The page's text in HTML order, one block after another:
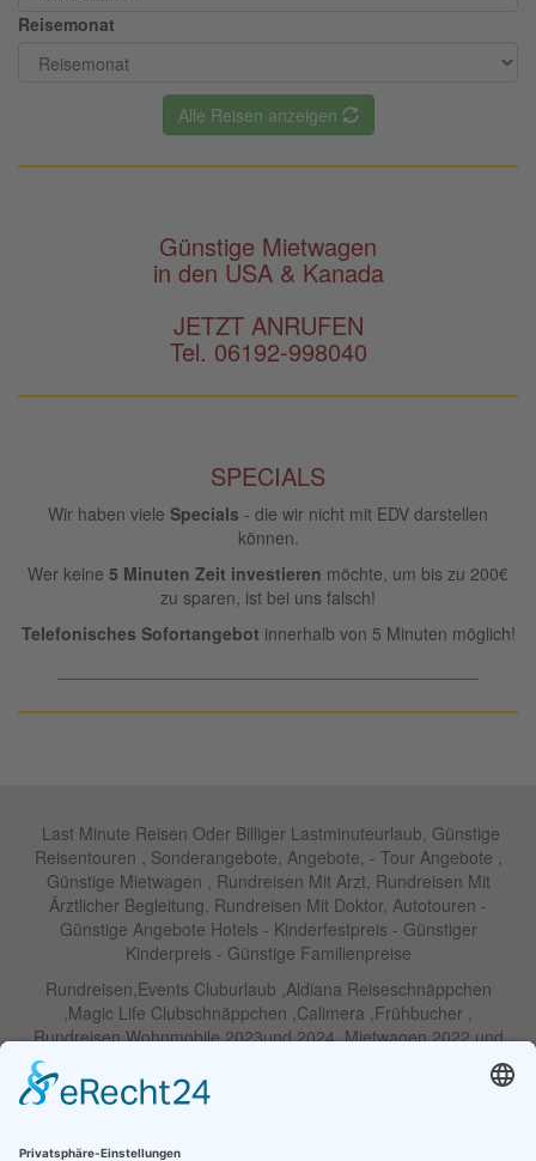
Reisemonat
Alle Reisen anzeigen
Günstige Mietwagen
in den USA & Kanada
JETZT ANRUFEN
Tel. 06192-998040
SPECIALS
Wir haben viele Specials - die wir nicht mit EDV darstellen
können.
Wer keine 5 Minuten Zeit investieren möchte, um bis zu 200€
zu sparen, ist bei uns falsch!
Telefonisches Sofortangebot innerhalb von 5 Minuten möglich!
Last Minute Reisen Oder Billiger Lastminuteurlaub, Günstige
Reisentouren , Sonderangebote, Angebote, - Tour Angebote ,
Günstige Mietwagen , Rundreisen Mit Arzt, Rundreisen Mit
Ärztlicher Begleitung, Rundreisen Mit Doktor, Autotouren -
Günstige Angebote Hotels - Kinderfestpreis - Günstiger
Kinderpreis - Günstige Familienpreise
Rundreisen,Events Cluburlaub ,Aldiana Reiseschnäppchen
,Magic Life Clubschnäppchen ,Calimera ,Frühbucher ,
Rundreisen Wohnmobile 2023und 2024 ,Mietwagen 2022 und
Weihnachtreisen 2022 und 2023 , Silvesterreisen 2022 und 2032,
Namibia, Wohnmobile , Billige Angebote, Touren,Angebote Für
Mietwagentouren , Billige Lastminute Angebote Für